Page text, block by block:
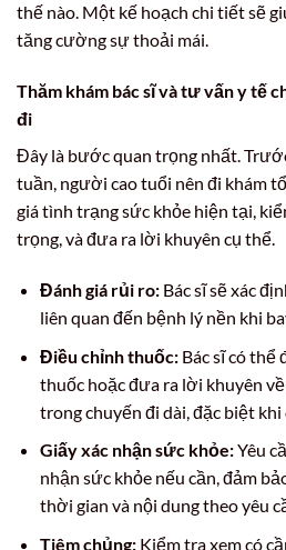
thế nào. Một kế hoạch chi tiết sẽ
tăng cường sự thoải mái.
Thăm khám bác sĩ và tư vấn y tế
đi
Đây là bước quan trọng nhất.
tuần, người cao tuổi nên đi khám
giá tình trạng sức khỏe hiện tại,
trọng, và đưa ra lời khuyên cụ thể.
Đánh giá rủi ro:Bác sĩ sẽ xác
liên quan đến bệnh lý nền khi
Điều chỉnh thuốc:Bác sĩ có thể
thuốc hoặc đưa ra lời khuyên
trong chuyến đi dài, đặc biệt khi
Giấy xác nhận sức khỏe:Yêu
nhận sức khỏe nếu cần, đảm
thời gian và nội dung theo yêu
Tiêm chủng:Kiểm tra xem có